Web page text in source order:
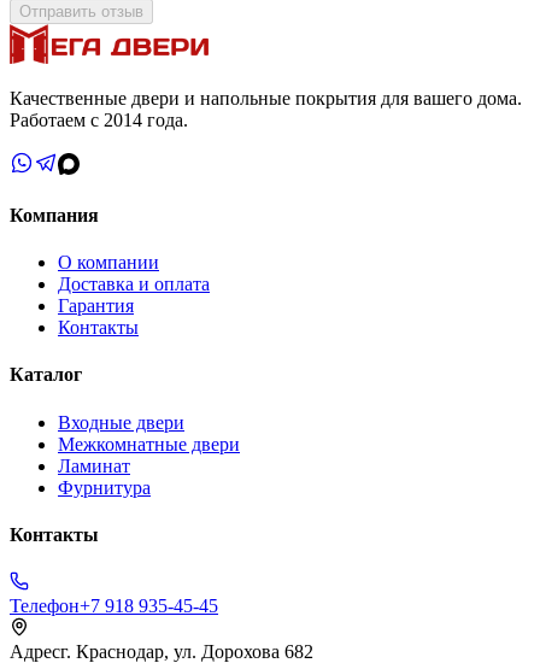
Отправить отзыв
Качественные двери и напольные покрытия для вашего дома.
Работаем с 2014 года.
Компания
О компании
Доставка и оплата
Гарантия
Контакты
Каталог
Входные двери
Межкомнатные двери
Ламинат
Фурнитура
Контакты
Телефон+7 918 935-45-45
Адресг. Краснодар, ул. Дорохова 682